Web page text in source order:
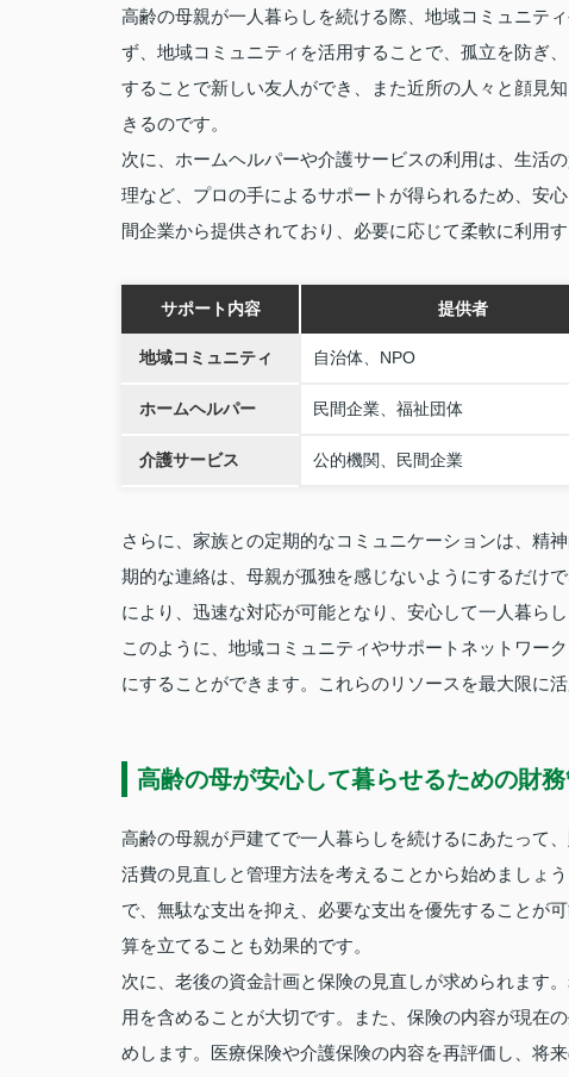
高齢の母親が一人暮らしを続ける際、地域コミュニテ
ず、地域コミュニティを活用することで、孤立を防ぎ
することで新しい友人ができ、また近所の人々と顔見
きるのです。
次に、ホームヘルパーや介護サービスの利用は、生活
理など、プロの手によるサポートが得られるため、安
間企業から提供されており、必要に応じて柔軟に利用す
サポート内容 提供者
地域コミュニティ 自治体、NPO
ホームヘルパー 民間企業、福祉団体
介護サービス 公的機関、民間企業
さらに、家族との定期的なコミュニケーションは、精
期的な連絡は、母親が孤独を感じないようにするだけ
により、迅速な対応が可能となり、安心して一人暮ら
このように、地域コミュニティやサポートネットワー
にすることができます。これらのリソースを最大限に
高齢の母が安心して暮らせるための財
高齢の母親が戸建てで一人暮らしを続けるにあたって
活費の見直しと管理方法を考えることから始めましょ
で、無駄な支出を抑え、必要な支出を優先することが
算を立てることも効果的です。
次に、老後の資金計画と保険の見直しが求められます
用を含めることが大切です。また、保険の内容が現在
めします。医療保険や介護保険の内容を再評価し、将